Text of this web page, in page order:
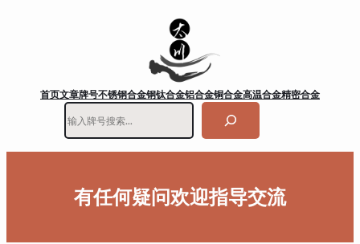
首页文章牌号不锈钢合金钢钛合金铝合金铜合金高温合金精密合金
有任何疑问欢迎指导交流